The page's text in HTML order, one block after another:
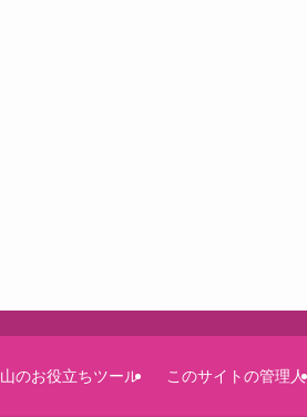
山のお役立ちツール このサイトの管理人